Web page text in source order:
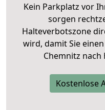
Kein Parkplatz vor
sorgen
Halteverbotszone
wird, damit Sie
Chemnitz nach
Kostenlose